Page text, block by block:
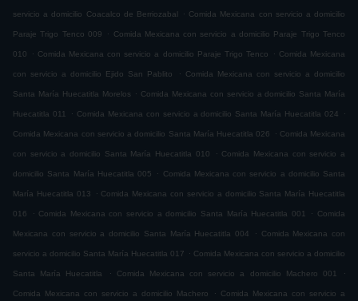
servicio a domicilio Coacalco de Berriozabal . Comida Mexicana con servicio a domicilio
Paraje Trigo Tenco 009 . Comida Mexicana con servicio a domicilio Paraje Trigo Tenco
010 . Comida Mexicana con servicio a domicilio Paraje Trigo Tenco . Comida Mexicana
con servicio a domicilio Ejido San Pablito . Comida Mexicana con servicio a domicilio
Santa María Huecatitla Morelos . Comida Mexicana con servicio a domicilio Santa María
Huecatitla 011 . Comida Mexicana con servicio a domicilio Santa María Huecatitla 024 .
Comida Mexicana con servicio a domicilio Santa María Huecatitla 026 . Comida Mexicana
con servicio a domicilio Santa María Huecatitla 010 . Comida Mexicana con servicio a
domicilio Santa María Huecatitla 005 . Comida Mexicana con servicio a domicilio Santa
María Huecatitla 013 . Comida Mexicana con servicio a domicilio Santa María Huecatitla
016 . Comida Mexicana con servicio a domicilio Santa María Huecatitla 001 . Comida
Mexicana con servicio a domicilio Santa María Huecatitla 004 . Comida Mexicana con
servicio a domicilio Santa María Huecatitla 017 . Comida Mexicana con servicio a domicilio
Santa María Huecatitla . Comida Mexicana con servicio a domicilio Machero 001 .
Comida Mexicana con servicio a domicilio Machero . Comida Mexicana con servicio a